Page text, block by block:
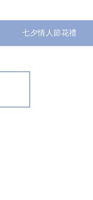
七夕情人節花禮